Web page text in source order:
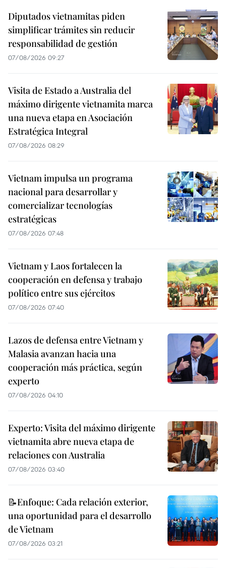
Diputados vietnamitas piden
simplificar trámites sin reducir
responsabilidad de gestión
07/08/2026 09:27
Visita de Estado a Australia del
máximo dirigente vietnamita marca
una nueva etapa en Asociación
Estratégica Integral
07/08/2026 08:29
Vietnam impulsa un programa
nacional para desarrollar y
comercializar tecnologías
estratégicas
07/08/2026 07:48
Vietnam y Laos fortalecen la
cooperación en defensa y trabajo
político entre sus ejércitos
07/08/2026 07:40
Lazos de defensa entre Vietnam y
Malasia avanzan hacia una
cooperación más práctica, según
experto
07/08/2026 04:10
Experto: Visita del máximo dirigente
vietnamita abre nueva etapa de
relaciones con Australia
07/08/2026 03:40
📝Enfoque: Cada relación exterior,
una oportunidad para el desarrollo
de Vietnam
07/08/2026 03:21